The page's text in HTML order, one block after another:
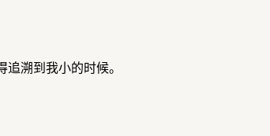
溯到我小的时候。